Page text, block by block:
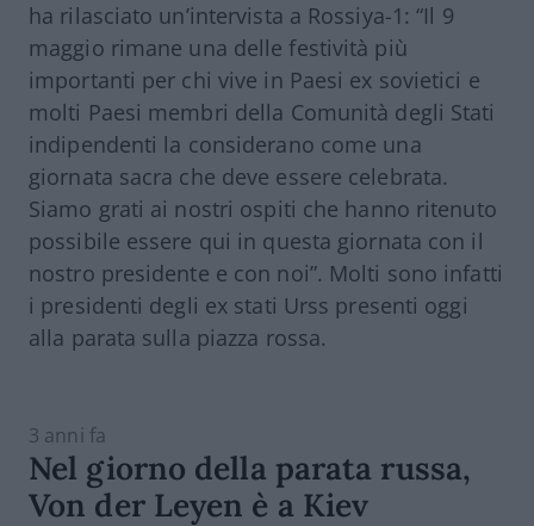
ha rilasciato un’intervista a Rossiya-1: “Il 9
maggio rimane una delle festività più
importanti per chi vive in Paesi ex sovietici e
molti Paesi membri della Comunità degli Stati
indipendenti la considerano come una
giornata sacra che deve essere celebrata.
Siamo grati ai nostri ospiti che hanno ritenuto
possibile essere qui in questa giornata con il
nostro presidente e con noi”. Molti sono infatti
i presidenti degli ex stati Urss presenti oggi
alla parata sulla piazza rossa.
3 anni fa
Nel giorno della parata russa,
Von der Leyen è a Kiev